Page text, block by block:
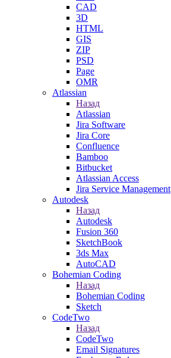
CAD
3D
HTML
GIS
ZIP
PSD
Page
OMR
Atlassian
Назад
Atlassian
Jira Software
Jira Core
Confluence
Bamboo
Bitbucket
Atlassian Access
Jira Service Management
Autodesk
Назад
Autodesk
Fusion 360
SketchBook
3ds Max
AutoCAD
Bohemian Coding
Назад
Bohemian Coding
Sketch
CodeTwo
Назад
CodeTwo
Email Signatures